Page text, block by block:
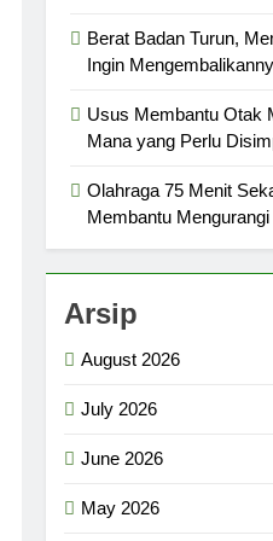
Berat Badan Turun,
Ingin
Usus Membantu Otak
Mana yang Perlu
Olahraga 75 Menit
Membantu
Arsip
August 2026
July 2026
June 2026
May 2026